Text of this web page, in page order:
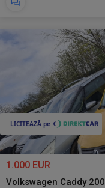
1.000 EUR
Volkswagen Caddy